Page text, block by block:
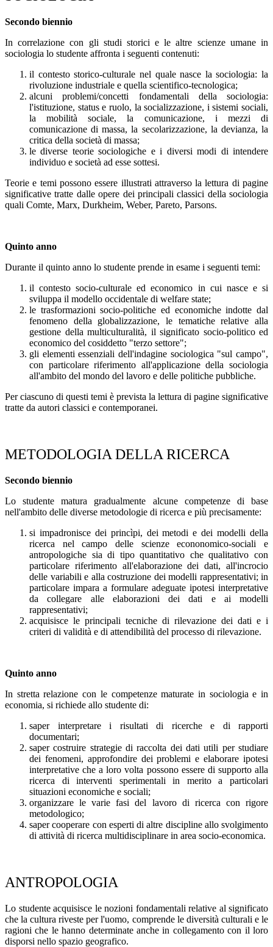
Secondo biennio
In correlazione con gli studi storici e le altre scienze umane in
sociologia lo studente affronta i seguenti contenuti:
il contesto storico-culturale nel quale nasce la sociologia: la
rivoluzione industriale e quella scientifico-tecnologica;
alcuni problemi/concetti fondamentali della sociologia:
l'istituzione, status e ruolo, la socializzazione, i sistemi sociali,
la mobilità sociale, la comunicazione, i mezzi di
comunicazione di massa, la secolarizzazione, la devianza, la
critica della società di massa;
le diverse teorie sociologiche e i diversi modi di intendere
individuo e società ad esse sottesi.
Teorie e temi possono essere illustrati attraverso la lettura di pagine
significative tratte dalle opere dei principali classici della sociologia
quali Comte, Marx, Durkheim, Weber, Pareto, Parsons.
Quinto anno
Durante il quinto anno lo studente prende in esame i seguenti temi:
il contesto socio-culturale ed economico in cui nasce e si
sviluppa il modello occidentale di welfare state;
le trasformazioni socio-politiche ed economiche indotte dal
fenomeno della globalizzazione, le tematiche relative alla
gestione della multiculturalità, il significato socio-politico ed
economico del cosiddetto "terzo settore";
gli elementi essenziali dell'indagine sociologica "sul campo",
con particolare riferimento all'applicazione della sociologia
all'ambito del mondo del lavoro e delle politiche pubbliche.
Per ciascuno di questi temi è prevista la lettura di pagine significative
tratte da autori classici e contemporanei.
METODOLOGIA DELLA RICERCA
Secondo biennio
Lo studente matura gradualmente alcune competenze di base
nell'ambito delle diverse metodologie di ricerca e più precisamente:
si impadronisce dei princìpi, dei metodi e dei modelli della
ricerca nel campo delle scienze econonomico-sociali e
antropologiche sia di tipo quantitativo che qualitativo con
particolare riferimento all'elaborazione dei dati, all'incrocio
delle variabili e alla costruzione dei modelli rappresentativi; in
particolare impara a formulare adeguate ipotesi interpretative
da collegare alle elaborazioni dei dati e ai modelli
rappresentativi;
acquisisce le principali tecniche di rilevazione dei dati e i
criteri di validità e di attendibilità del processo di rilevazione.
Quinto anno
In stretta relazione con le competenze maturate in sociologia e in
economia, si richiede allo studente di:
saper interpretare i risultati di ricerche e di rapporti
documentari;
saper costruire strategie di raccolta dei dati utili per studiare
dei fenomeni, approfondire dei problemi e elaborare ipotesi
interpretative che a loro volta possono essere di supporto alla
ricerca di interventi sperimentali in merito a particolari
situazioni economiche e sociali;
organizzare le varie fasi del lavoro di ricerca con rigore
metodologico;
saper cooperare con esperti di altre discipline allo svolgimento
di attività di ricerca multidisciplinare in area socio-economica.
ANTROPOLOGIA
Lo studente acquisisce le nozioni fondamentali relative al significato
che la cultura riveste per l'uomo, comprende le diversità culturali e le
ragioni che le hanno determinate anche in collegamento con il loro
disporsi nello spazio geografico.